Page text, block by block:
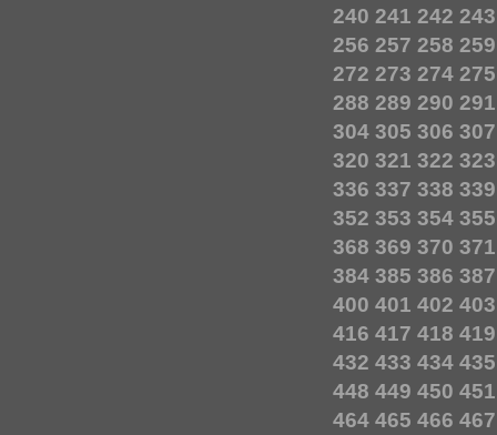
240 241 242 243
256 257 258 259
272 273 274 275
288 289 290 291
304 305 306 307
320 321 322 323
336 337 338 339
352 353 354 355
368 369 370 371
384 385 386 387
400 401 402 403
416 417 418 419
432 433 434 435
448 449 450 451
464 465 466 467